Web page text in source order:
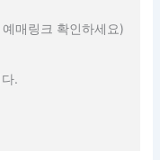
매링크 확인하세요)
.